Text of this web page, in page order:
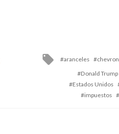
Tagged
aranceles chevron
Donald Trump
Estados Unidos
impuestos